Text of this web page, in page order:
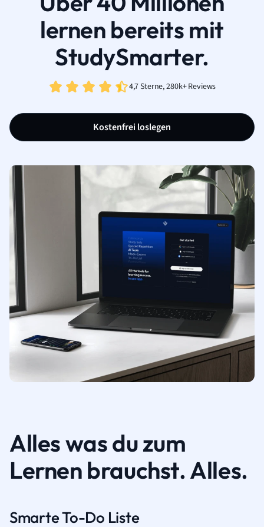
lernen bereits mit
StudySmarter.
4,7 Sterne, 280k+ Reviews
Kostenfrei loslegen
Alles was du zum
Lernen brauchst. Alles.
Smarte To-Do Liste